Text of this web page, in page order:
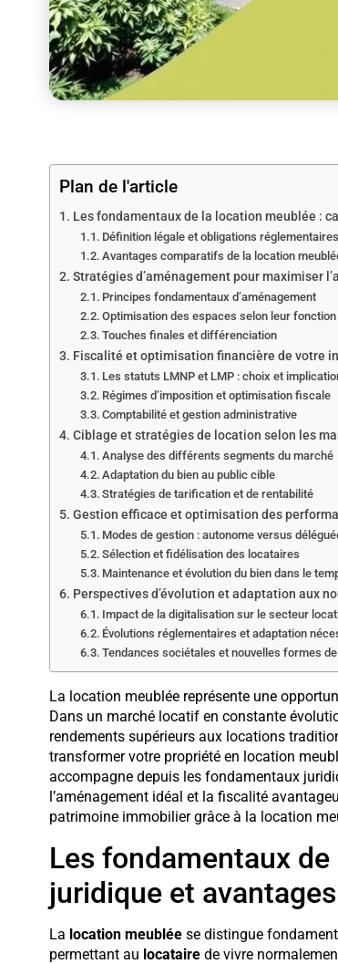
Plan de l'article
Les fondamentaux de la location meublée :
Définition légale et obligations réglementaires
Avantages comparatifs de la location
Stratégies d’aménagement pour maximiser
Principes fondamentaux d’aménagement
Optimisation des espaces selon leur fonction
Touches finales et différenciation
Fiscalité et optimisation financière de votre
Les statuts LMNP et LMP : choix et
Régimes d’imposition et optimisation fiscale
Comptabilité et gestion administrative
Ciblage et stratégies de location selon les
Analyse des différents segments du marché
Adaptation du bien au public cible
Stratégies de tarification et de rentabilité
Gestion efficace et optimisation des
Modes de gestion : autonome versus
Sélection et fidélisation des locataires
Maintenance et évolution du bien dans le
Perspectives d’évolution et adaptation aux
Impact de la digitalisation sur le secteur
Évolutions réglementaires et adaptation
Tendances sociétales et nouvelles formes
La location meublée représente une
Dans un marché locatif en constante
rendements supérieurs aux locations
transformer votre propriété en location
accompagne depuis les fondamentaux
l’aménagement idéal et la fiscalité
patrimoine immobilier grâce à la location
Les fondamentaux
juridique et avantages
La location meubléese distingue
permettant au locatairede vivre